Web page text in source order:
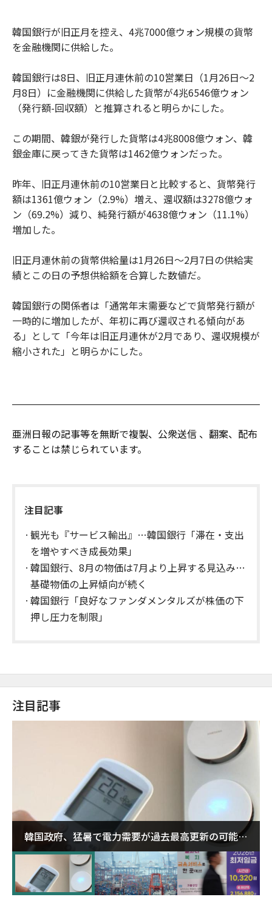
韓国銀行が旧正月を控え、4兆7000億ウォン規模の貨幣
を金融機関に供給した。
韓国銀行は8日、旧正月連休前の10営業日（1月26日～2
月8日）に金融機関に供給した貨幣が4兆6546億ウォン
（発行額-回収額）と推算されると明らかにした。
この期間、韓銀が発行した貨幣は4兆8008億ウォン、韓
銀金庫に戻ってきた貨幣は1462億ウォンだった。
昨年、旧正月連休前の10営業日と比較すると、貨幣発行
額は1361億ウォン（2.9%）増え、還収額は3278億ウォ
ン（69.2%）減り、純発行額が4638億ウォン（11.1%）
増加した。
旧正月連休前の貨幣供給量は1月26日～2月7日の供給実
績とこの日の予想供給額を合算した数値だ。
韓国銀行の関係者は「通常年末需要などで貨幣発行額が
一時的に増加したが、年初に再び還収される傾向があ
る」として「今年は旧正月連休が2月であり、還収規模が
縮小された」と明らかにした。
亜洲日報の記事等を無断で複製、公衆送信 、翻案、配布
することは禁じられています。
注目記事
観光も『サービス輸出』…韓国銀行「滞在・支出
を増やすべき成長効果」
韓国銀行、8月の物価は7月より上昇する見込み…
基礎物価の上昇傾向が続く
韓国銀行「良好なファンダメンタルズが株価の下
押し圧力を制限」
注目記事
韓国政府、猛暑で電力需要が過去最高更新の可能性
に需給対応体制を点検